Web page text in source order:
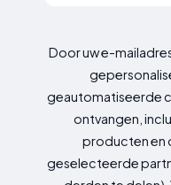
Door uw e-
geautomatiseerde
ontvangen,
producten en
geselecteerde